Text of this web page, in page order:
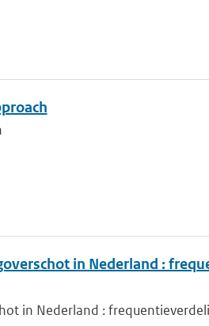
in Nederland :
in Nederland :